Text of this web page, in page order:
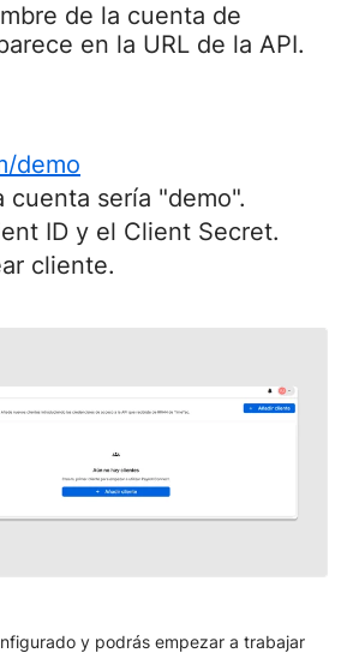
de la cuenta de
en la URL de la API.
demo
cuenta sería "demo".
ID y el Client Secret.
cliente.
y podrás empezar a trabajar